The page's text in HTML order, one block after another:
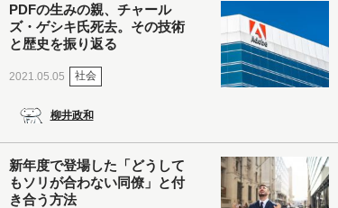
PDFの生みの親、チャール
ズ・ゲシキ氏死去。その技術
と歴史を振り返る
2021.05.05 社会
柳井政和
新年度で登場した「どうして
もソリが合わない同僚」と付
き合う方法